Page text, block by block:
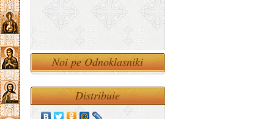
Noi pe Odnoklasniki
Distribuie